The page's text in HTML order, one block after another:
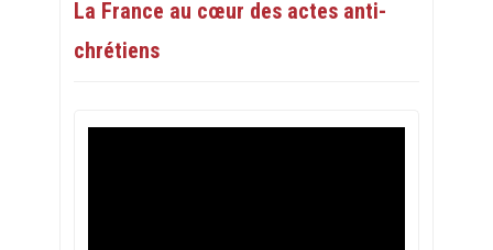
La France au cœur des actes anti-
chrétiens